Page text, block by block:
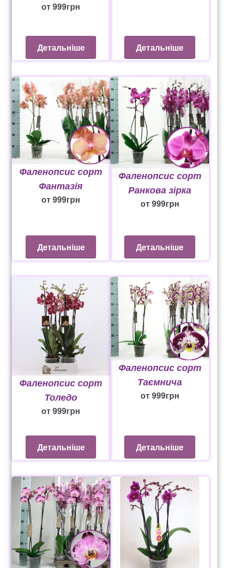
от999грн
Детальніше Детальніше
Фаленопсис сорт
Фантазія
от999грн
Детальніше
Фаленопсис сорт
Ранкова зірка
от999грн
Детальніше
Фаленопсис сорт
Толедо
от999грн
Детальніше
Фаленопсис сорт
Таємнича
от999грн
Детальніше